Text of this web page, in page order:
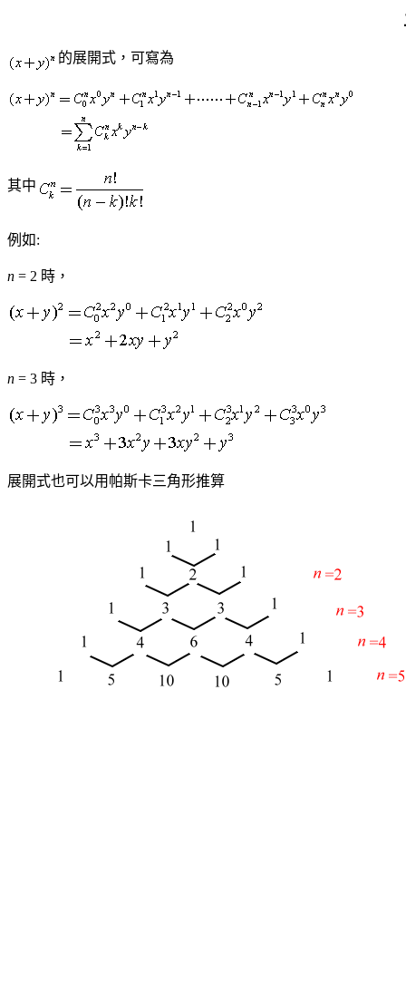
的展開式 ，可寫為
其中
例如:
n = 2 時 ，
n = 3 時 ，
展開式也可以用帕斯卡三角形推算